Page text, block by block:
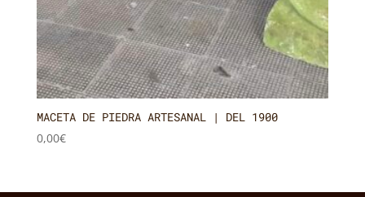
MACETA DE PIEDRA ARTESANAL | DEL 1900
0,00€